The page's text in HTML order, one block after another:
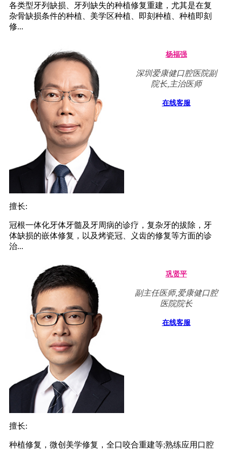
各类型牙列缺损、牙列缺失的种植修复重建，尤其是在复
杂骨缺损条件的种植、美学区种植、即刻种植、种植即刻
修...
杨福强
深圳爱康健口腔医院副
院长,主治医师
在线客服
擅长:
冠根一体化牙体牙髓及牙周病的诊疗，复杂牙的拔除，牙
体缺损的嵌体修复，以及烤瓷冠、义齿的修复等方面的诊
治...
巩贤平
副主任医师,爱康健口腔
医院院长
在线客服
擅长:
种植修复，微创美学修复，全口咬合重建等;熟练应用口腔